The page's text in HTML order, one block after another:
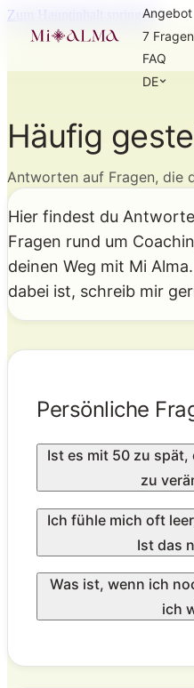
Zum Hauptinhalt springenAngebot
7 Fragen
FAQ
DE
Häufig
Antworten auf Fragen, die
Hier findest du
Fragen rund um
deinen Weg mit Mi
dabei ist, schreib mir
Persönliche
Ist es mit 50 zu spät,
zu
Ich fühle mich oft
Ist das
Was ist, wenn ich
ich